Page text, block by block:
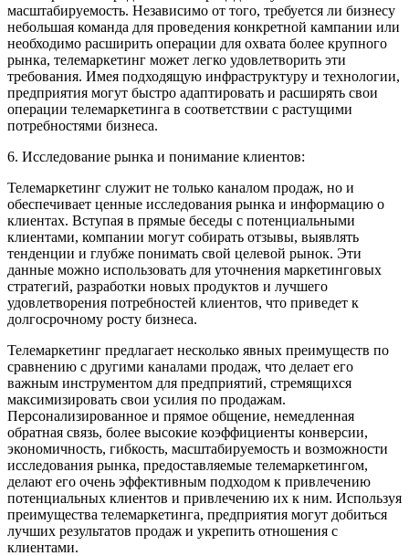
масштабируемость. Независимо от того, требуется ли бизнесу
небольшая команда для проведения конкретной кампании или
необходимо расширить операции для охвата более крупного
рынка, телемаркетинг может легко удовлетворить эти
требования. Имея подходящую инфраструктуру и технологии,
предприятия могут быстро адаптировать и расширять свои
операции телемаркетинга в соответствии с растущими
потребностями бизнеса.
6. Исследование рынка и понимание клиентов:
Телемаркетинг служит не только каналом продаж, но и
обеспечивает ценные исследования рынка и информацию о
клиентах. Вступая в прямые беседы с потенциальными
клиентами, компании могут собирать отзывы, выявлять
тенденции и глубже понимать свой целевой рынок. Эти
данные можно использовать для уточнения маркетинговых
стратегий, разработки новых продуктов и лучшего
удовлетворения потребностей клиентов, что приведет к
долгосрочному росту бизнеса.
Телемаркетинг предлагает несколько явных преимуществ по
сравнению с другими каналами продаж, что делает его
важным инструментом для предприятий, стремящихся
максимизировать свои усилия по продажам.
Персонализированное и прямое общение, немедленная
обратная связь, более высокие коэффициенты конверсии,
экономичность, гибкость, масштабируемость и возможности
исследования рынка, предоставляемые телемаркетингом,
делают его очень эффективным подходом к привлечению
потенциальных клиентов и привлечению их к ним. Используя
преимущества телемаркетинга, предприятия могут добиться
лучших результатов продаж и укрепить отношения с
клиентами.